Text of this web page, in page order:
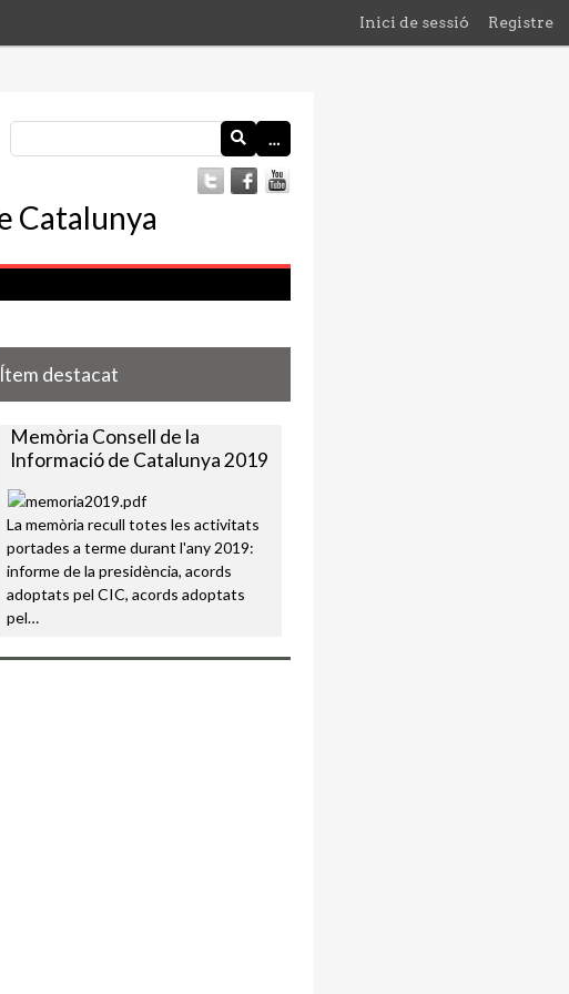
Inici de sessió Registre
…
Ítem destacat
Memòria Consell de la
Informació de Catalunya 2019
La memòria recull totes les activitats
portades a terme durant l'any 2019:
informe de la presidència, acords
adoptats pel CIC, acords adoptats
pel…